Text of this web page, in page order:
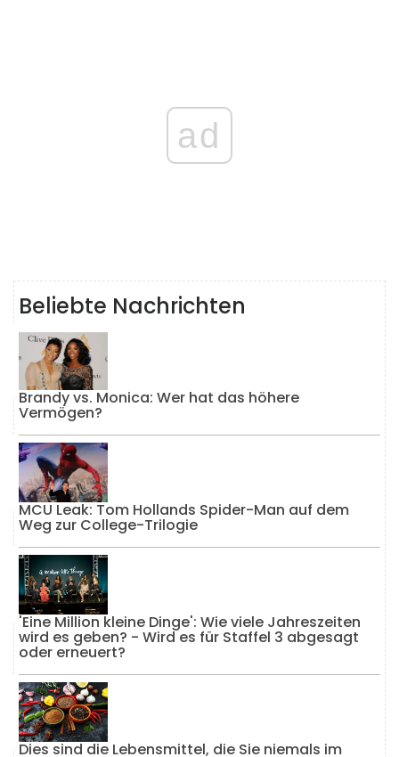
ad
Beliebte Nachrichten
Brandy vs. Monica: Wer hat das höhere
Vermögen?
MCU Leak: Tom Hollands Spider-Man auf dem
Weg zur College-Trilogie
'Eine Million kleine Dinge': Wie viele Jahreszeiten
wird es geben? - Wird es für Staffel 3 abgesagt
oder erneuert?
Dies sind die Lebensmittel, die Sie niemals im